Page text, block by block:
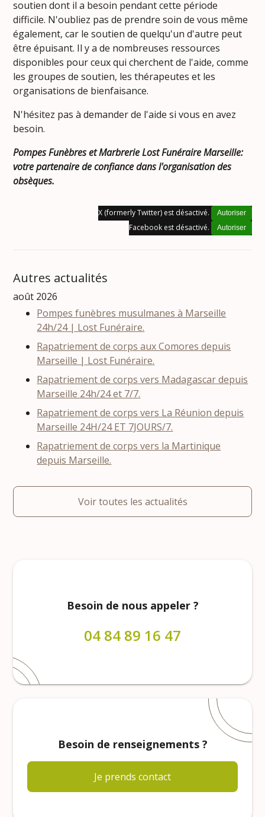
soutien dont il a besoin pendant cette période
difficile. N'oubliez pas de prendre soin de vous même
également, car le soutien de quelqu'un d'autre peut
être épuisant. Il y a de nombreuses ressources
disponibles pour ceux qui cherchent de l'aide, comme
les groupes de soutien, les thérapeutes et les
organisations de bienfaisance.
N'hésitez pas à demander de l'aide si vous en avez
besoin.
Pompes Funèbres et Marbrerie Lost Funéraire Marseille:
votre partenaire de confiance dans l'organisation des
obsèques.
X (formerly Twitter) est désactivé. Autoriser
Facebook est désactivé. Autoriser
Autres actualités
août 2026
Pompes funèbres musulmanes à Marseille
24h/24 | Lost Funéraire.
Rapatriement de corps aux Comores depuis
Marseille | Lost Funéraire.
Rapatriement de corps vers Madagascar depuis
Marseille 24h/24 et 7/7.
Rapatriement de corps vers La Réunion depuis
Marseille 24H/24 ET 7JOURS/7.
Rapatriement de corps vers la Martinique
depuis Marseille.
Voir toutes les actualités
Besoin de nous appeler ?
04 84 89 16 47
Besoin de renseignements ?
Je prends contact